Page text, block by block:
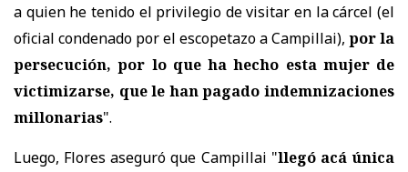
a quien he tenido el privilegio de visitar en la cárcel (el
oficial condenado por el escopetazo a Campillai), por la
persecución, por lo que ha hecho esta mujer de
victimizarse, que le han pagado indemnizaciones
millonarias".
Luego, Flores aseguró que Campillai "llegó acá única